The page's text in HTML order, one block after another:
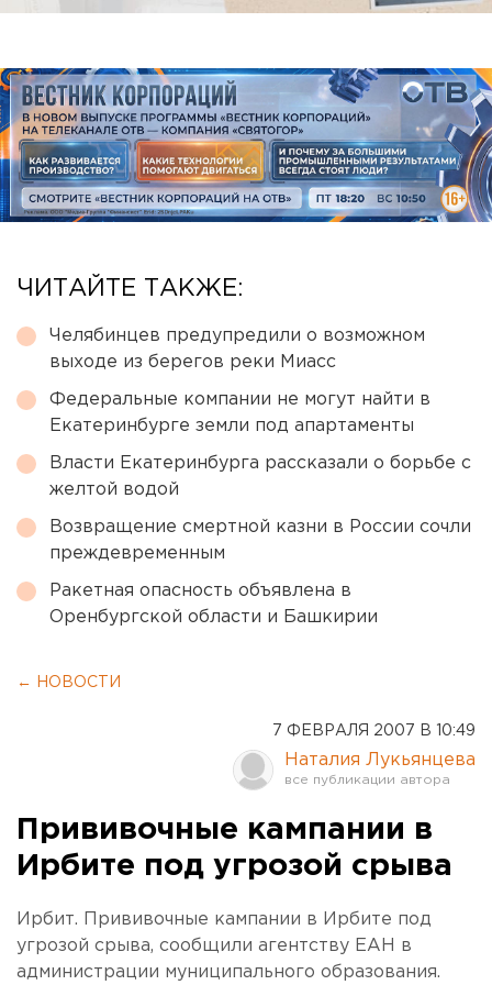
ЧИТАЙТЕ ТАКЖЕ:
Челябинцев предупредили о возможном
выходе из берегов реки Миасс
Федеральные компании не могут найти в
Екатеринбурге земли под апартаменты
Власти Екатеринбурга рассказали о борьбе с
желтой водой
Возвращение смертной казни в России сочли
преждевременным
Ракетная опасность объявлена в
Оренбургской области и Башкирии
← НОВОСТИ
7 ФЕВРАЛЯ 2007 В 10:49
Наталия Лукьянцева
Прививочные кампании в
Ирбите под угрозой срыва
Ирбит. Прививочные кампании в Ирбите под
угрозой срыва, сообщили агентству ЕАН в
администрации муниципального образования.